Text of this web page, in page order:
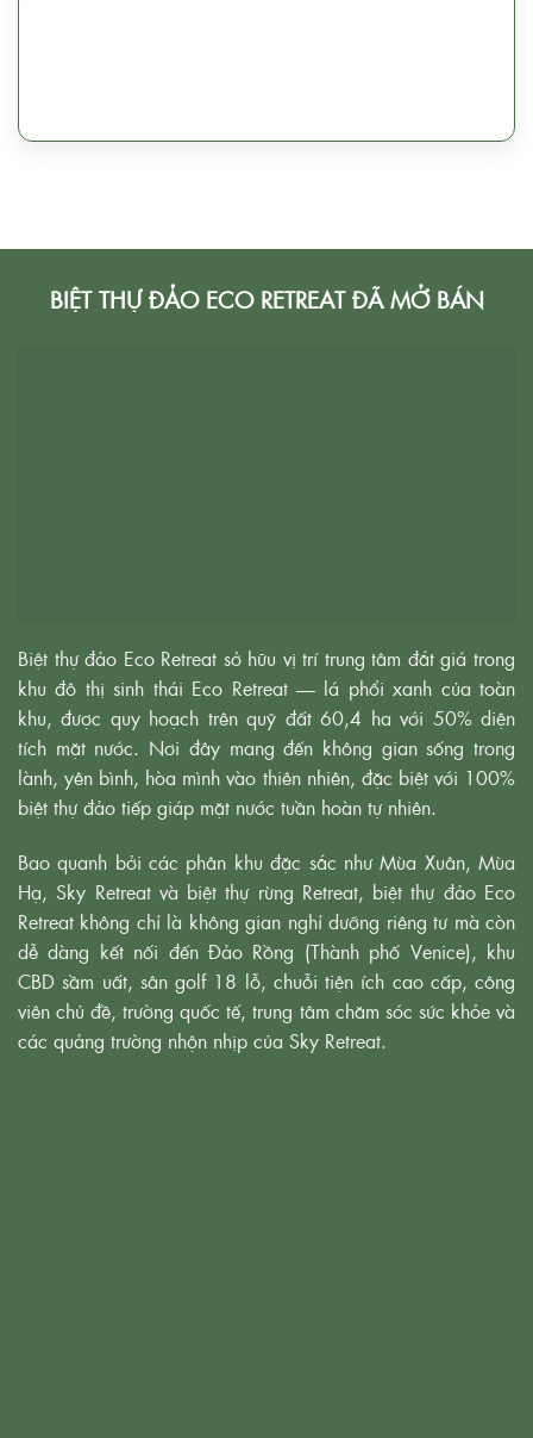
BIỆT THỰ ĐẢO ECO RETREAT ĐÃ MỞ BÁN
Biệt thự đảo Eco Retreat sở hữu vị trí trung tâm đắt giá trong
khu đô thị sinh thái Eco Retreat — lá phổi xanh của toàn
khu, được quy hoạch trên quỹ đất 60,4 ha với 50% diện
tích mặt nước. Nơi đây mang đến không gian sống trong
lành, yên bình, hòa mình vào thiên nhiên, đặc biệt với 100%
biệt thự đảo tiếp giáp mặt nước tuần hoàn tự nhiên.
Bao quanh bởi các phân khu đặc sắc như Mùa Xuân, Mùa
Hạ, Sky Retreat và biệt thự rừng Retreat, biệt thự đảo Eco
Retreat không chỉ là không gian nghỉ dưỡng riêng tư mà còn
dễ dàng kết nối đến Đảo Rồng (Thành phố Venice), khu
CBD sầm uất, sân golf 18 lỗ, chuỗi tiện ích cao cấp, công
viên chủ đề, trường quốc tế, trung tâm chăm sóc sức khỏe và
các quảng trường nhộn nhịp của Sky Retreat.